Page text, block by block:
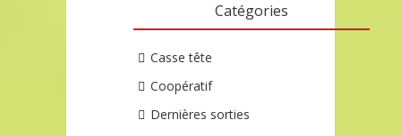
Catégories
Casse tête
Coopératif
Dernières sorties